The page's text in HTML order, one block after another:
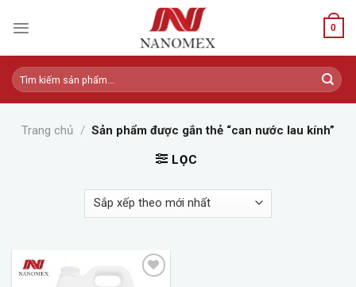
0
Tìm
kiếm:
Trang chủ / Sản phẩm được gắn thẻ “can nước lau kính”
LỌC